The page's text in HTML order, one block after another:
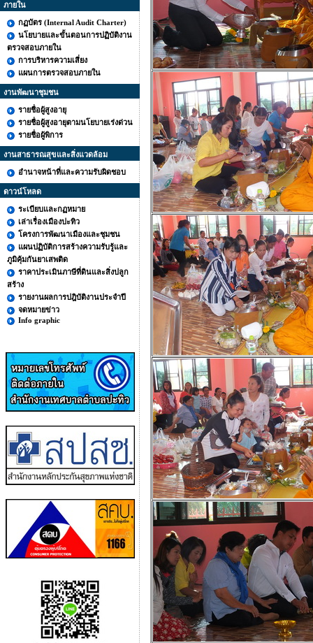
ภายใน
กฏบัตร (Internal Audit Charter)
นโยบายและขั้นตอนการปฏิบัติงาน
ตรวจสอบภายใน
การบริหารความเสี่ยง
แผนการตรวจสอบภายใน
งานพัฒนาชุมชน
รายชื่อผู้สูงอายุ
รายชื่อผู้สูงอายุตามนโยบายเร่งด่วน
รายชื่อผู้พิการ
งานสาธารณสุขและสิ่งแวดล้อม
อำนาจหน้าที่และความรับผิดชอบ
ดาวน์โหลด
ระเบียบและกฏหมาย
เล่าเรื่องเมืองปะทิว
โครงการพัฒนาเมืองและชุมชน
แผนปฏิบัติการสร้างความรับรู้และ
ภูมิคุ้มกันยาเสพติด
ราคาประเมินภาษีที่ดินและสิ่งปลูก
สร้าง
รายงานผลการปฎิบัติงานประจำปี
จดหมายข่าว
Info graphic